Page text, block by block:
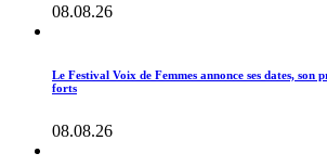
08.08.26
Le Festival Voix de Femmes annonce ses dates, son
forts
08.08.26